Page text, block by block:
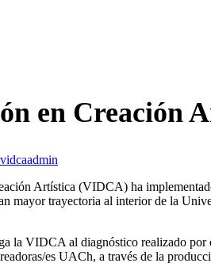
en Creación
vidcaadmin
Artística (VIDCA) ha
mayor trayectoria al interior de la
la VIDCA al diagnóstico realizado
es UACh, a través de la